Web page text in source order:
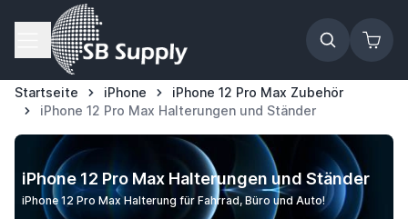
Zum Inhalt springen
Startseite iPhone
iPhone 12 Pro Max Zubehör
iPhone 12 Pro Max Halterungen und Ständer
iPhone 12 Pro Max Halterungen und Ständer
iPhone 12 Pro Max Halterung für Fahrrad, Büro und Auto!